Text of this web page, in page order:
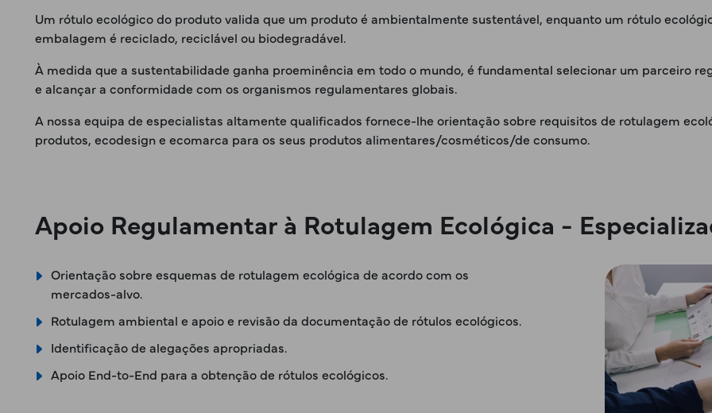
Um rótulo ecológico do produto valida que um produto é ambientalmente sustentável, enquanto um rótulo
embalagem é reciclado, reciclável ou biodegradável.
À medida que a sustentabilidade ganha proeminência em todo o mundo, é fundamental selecionar um parceiro
e alcançar a conformidade com os organismos regulamentares globais.
A nossa equipa de especialistas altamente qualificados fornece-lhe orientação sobre requisitos de rotulagem
produtos, ecodesign e ecomarca para os seus produtos alimentares/cosméticos/de consumo.
Apoio Regulamentar à Rotulagem Ecológica -
Orientação sobre esquemas de rotulagem ecológica de acordo com os
mercados-alvo.
Rotulagem ambiental e apoio e revisão da documentação de rótulos ecológicos.
Identificação de alegações apropriadas.
Apoio End-to-End para a obtenção de rótulos ecológicos.